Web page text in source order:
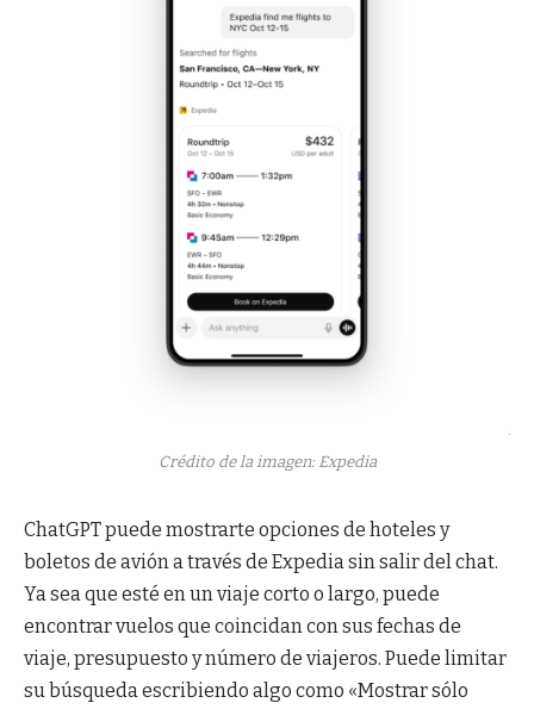
Crédito de la imagen: Expedia
ChatGPT puede mostrarte opciones de hoteles y
boletos de avión a través de Expedia sin salir del chat.
Ya sea que esté en un viaje corto o largo, puede
encontrar vuelos que coincidan con sus fechas de
viaje, presupuesto y número de viajeros. Puede limitar
su búsqueda escribiendo algo como «Mostrar sólo